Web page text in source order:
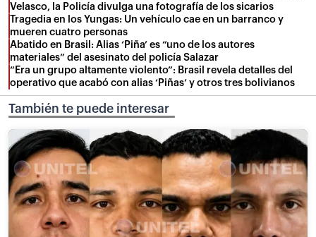
Velasco, la Policía divulga una fotografía de los sicarios
Tragedia en los Yungas: Un vehículo cae en un barranco y
mueren cuatro personas
Abatido en Brasil: Alias ‘Piña’ es “uno de los autores
materiales” del asesinato del policía Salazar
“Era un grupo altamente violento”: Brasil revela detalles del
operativo que acabó con alias ‘Piñas’ y otros tres bolivianos
También te puede interesar